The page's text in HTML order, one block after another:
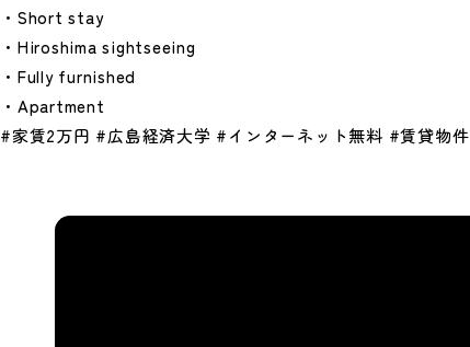
・Short stay
・Hiroshima sightseeing
・Fully furnished
・Apartment
#家賃2万円 #広島経済大学 #インターネット無料 #賃貸物件